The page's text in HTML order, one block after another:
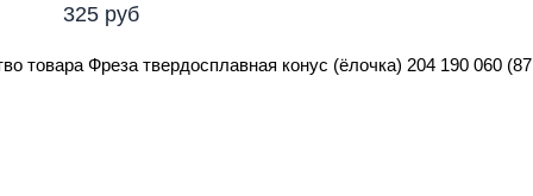
325 руб
товара Фреза твердосплавная конус (ёлочка) 204 190 060